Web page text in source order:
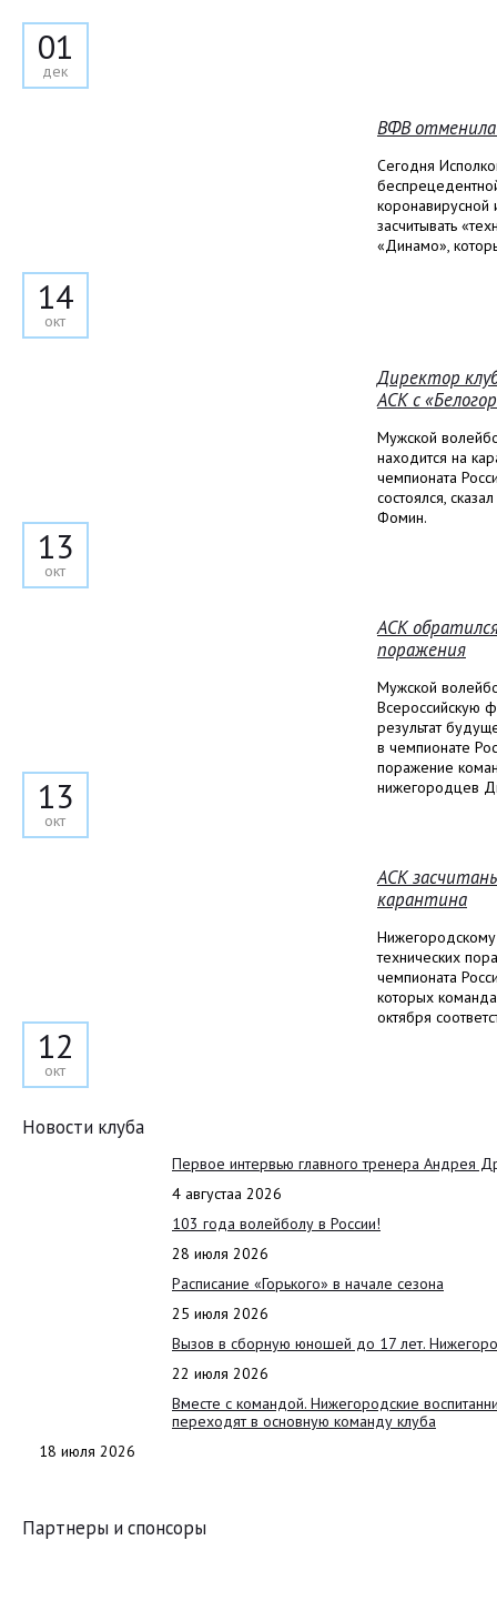
01
дек
14
окт
ВФВ отменила
Сегодня
засчитывать
«Динамо»,
13
окт
Директор
АСК с
Мужской
находится на
чемпионата
состоялся,
Фомин.
13
окт
АСК
поражения
Мужской
Всероссийскую
результат
в чемпионате
поражение
нижегородцев
12
окт
АСК
карантина
технических
чемпионата
которых
октября
Новости клуба
Первое интервью главного тренера Андрея
4 августаа 2026
103 года волейболу в России!
28 июля 2026
Расписание «Горького» в начале сезона
25 июля 2026
Вызов в сборную юношей до 17 лет.
22 июля 2026
Вместе с командой. Нижегородские
переходят в основную команду клуба
18 июля 2026
Партнеры и спонсоры